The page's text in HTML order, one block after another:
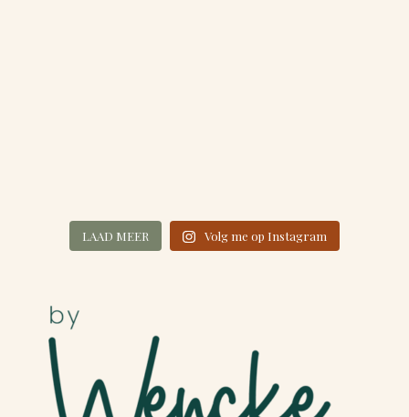
LAAD MEER Volg me op Instagram